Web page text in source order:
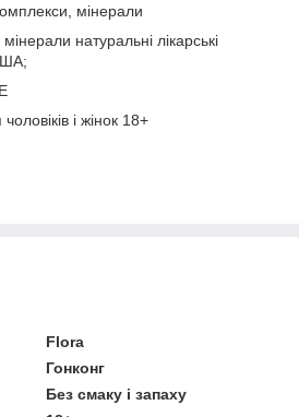
мінерали
мінерали натуральні лікарські
і жінок 18+
Flora
Гонконг
Без смаку і запаху